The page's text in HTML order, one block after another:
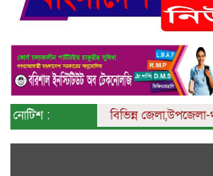
নোটিশ : বিভিন্নজেলা,উপজেলা-